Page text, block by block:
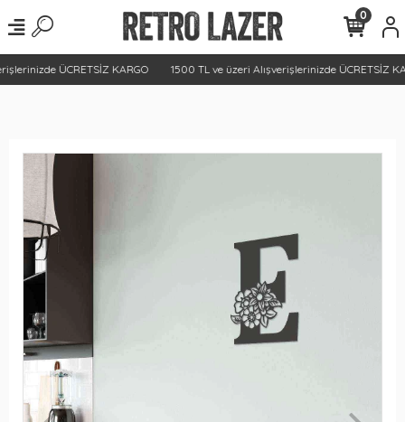
ÜCRETSİZ KARGO 1500 TL ve üzeri Alışverişlerinizde ÜCRETSİZ
0